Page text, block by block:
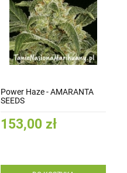
Power Haze - AMARANTA
SEEDS
153,00 zł